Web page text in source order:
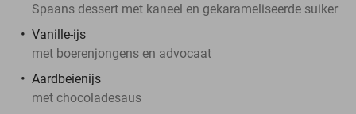
Spaans dessert met kaneel en gekarameliseerde suiker
Vanille-ijs
met boerenjongens en advocaat
Aardbeienijs
met chocoladesaus